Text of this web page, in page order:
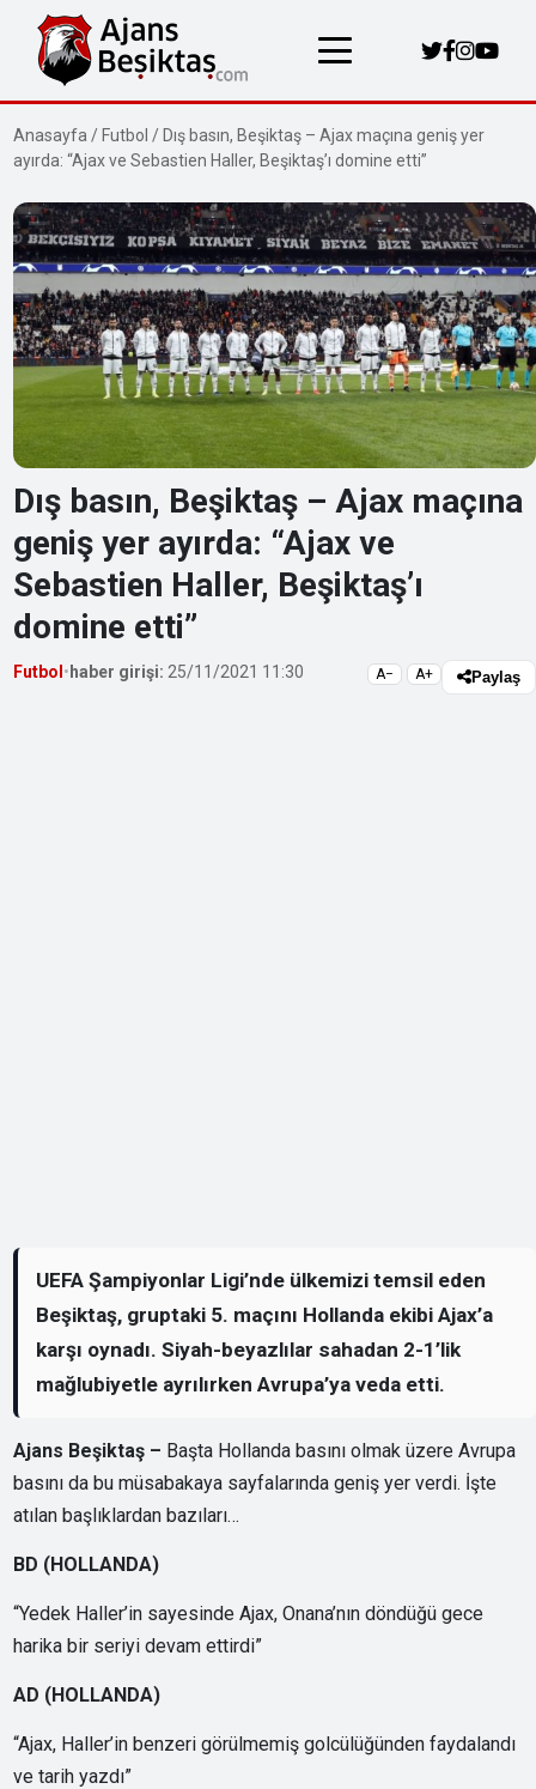
Anasayfa / Futbol / Dış basın, Beşiktaş – Ajax maçına geniş yer
ayırda: “Ajax ve Sebastien Haller, Beşiktaş’ı domine etti”
Dış basın, Beşiktaş – Ajax maçına
geniş yer ayırda: “Ajax ve
Sebastien Haller, Beşiktaş’ı
domine etti”
Futbol • haber girişi: 25/11/2021 11:30 A− A+ Paylaş
UEFA Şampiyonlar Ligi’nde ülkemizi temsil eden
Beşiktaş, gruptaki 5. maçını Hollanda ekibi Ajax’a
karşı oynadı. Siyah-beyazlılar sahadan 2-1’lik
mağlubiyetle ayrılırken Avrupa’ya veda etti.
Ajans Beşiktaş – Başta Hollanda basını olmak üzere Avrupa
basını da bu müsabakaya sayfalarında geniş yer verdi. İşte
atılan başlıklardan bazıları…
BD (HOLLANDA)
“Yedek Haller’in sayesinde Ajax, Onana’nın döndüğü gece
harika bir seriyi devam ettirdi”
AD (HOLLANDA)
“Ajax, Haller’in benzeri görülmemiş golcülüğünden faydalandı
ve tarih yazdı”